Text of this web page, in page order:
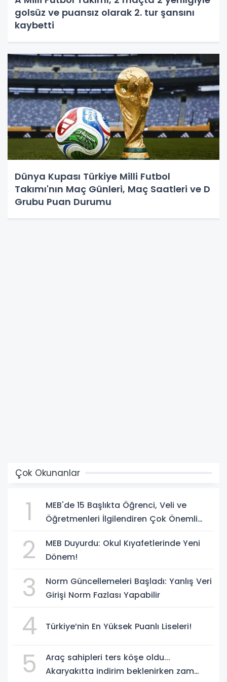
golsüz ve puansız olarak 2. tur şansını
kaybetti
Dünya Kupası Türkiye Milli Futbol
Takımı'nın Maç Günleri, Maç Saatleri ve D
Grubu Puan Durumu
Çok Okunanlar
1
MEB'de 15 Başlıkta Öğrenci, Veli ve
Öğretmenleri İlgilendiren Çok Önemli
2
MEB Duyurdu: Okul Kıyafetlerinde Yeni
Dönem!
3
Norm Güncellemeleri Başladı: Yanlış Veri
Girişi Norm Fazlası Yapabilir
4 Türkiye’nin En Yüksek Puanlı Liseleri!
5
Araç sahipleri ters köşe oldu...
Akaryakıtta indirim beklenirken zam